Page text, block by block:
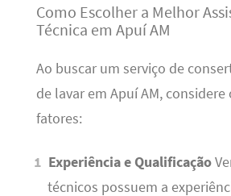
Como Escolher a Melhor
Técnica em Apuí AM
Ao buscar um serviço de
de lavar em Apuí AM, considere
fatores:
Experiência e Qualificação
técnicos possuem a